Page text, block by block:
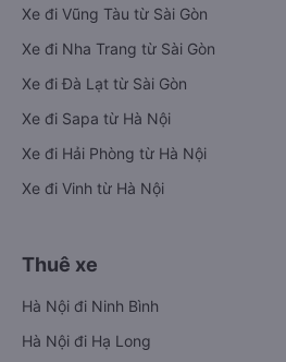
Xe đi Vũng Tàu từ Sài Gòn
Xe đi Nha Trang từ Sài Gòn
Xe đi Đà Lạt từ Sài Gòn
Xe đi Sapa từ Hà Nội
Xe đi Hải Phòng từ Hà Nội
Xe đi Vinh từ Hà Nội
Thuê xe
Hà Nội đi Ninh Bình
Hà Nội đi Hạ Long